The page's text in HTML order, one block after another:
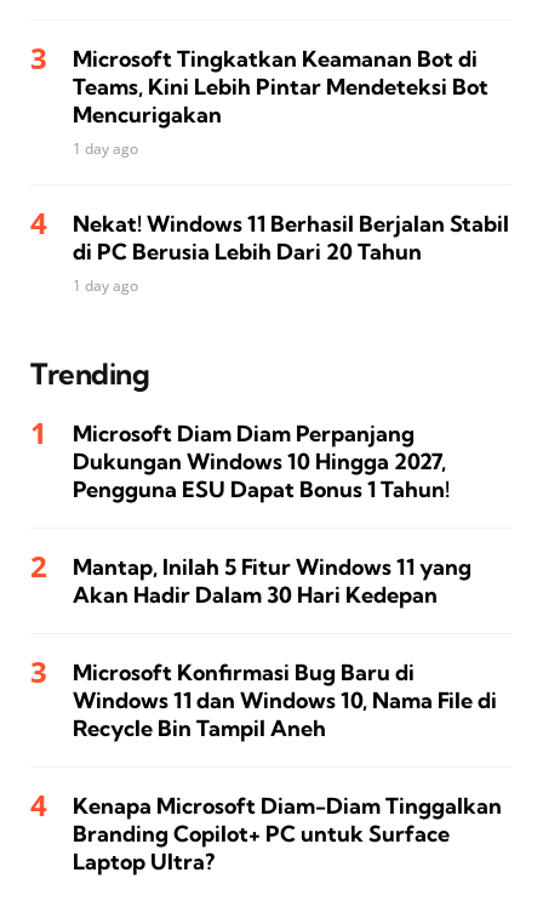
Microsoft Tingkatkan Keamanan Bot di
Teams, Kini Lebih Pintar Mendeteksi Bot
Mencurigakan
1 day ago
Nekat! Windows 11 Berhasil Berjalan Stabil
di PC Berusia Lebih Dari 20 Tahun
1 day ago
Trending
Microsoft Diam Diam Perpanjang
Dukungan Windows 10 Hingga 2027,
Pengguna ESU Dapat Bonus 1 Tahun!
Mantap, Inilah 5 Fitur Windows 11 yang
Akan Hadir Dalam 30 Hari Kedepan
Microsoft Konfirmasi Bug Baru di
Windows 11 dan Windows 10, Nama File di
Recycle Bin Tampil Aneh
Kenapa Microsoft Diam-Diam Tinggalkan
Branding Copilot+ PC untuk Surface
Laptop Ultra?